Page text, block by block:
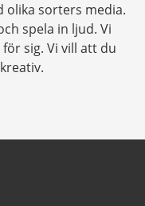
olika sorters media.
spela in ljud. Vi
sig. Vi vill att du